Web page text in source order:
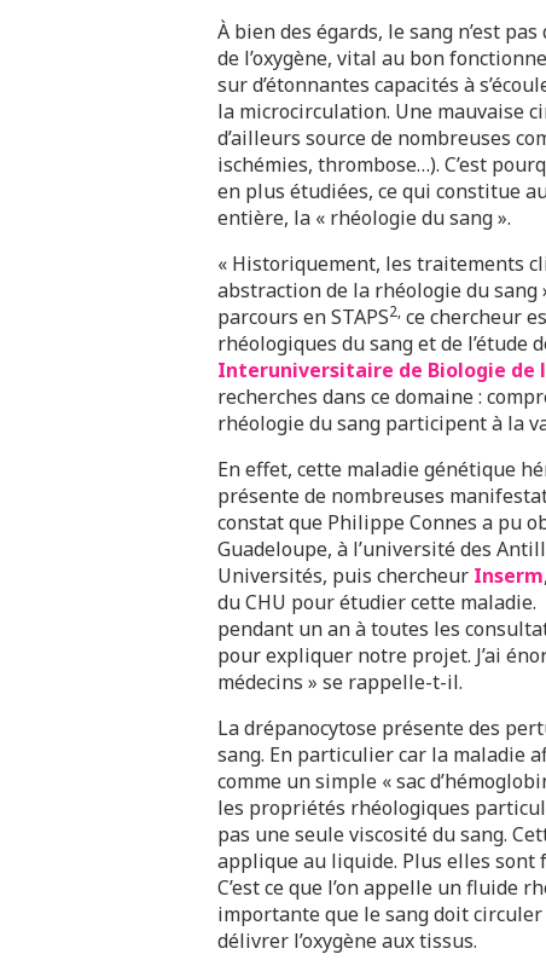
À bien des égards, le sang n’est
de l’oxygène, vital au bon
sur d’étonnantes capacités à
la microcirculation. Une mauvaise
d’ailleurs source de nombreuses
ischémies, thrombose…). C’est
en plus étudiées, ce qui constitue
entière, la « rhéologie du sang ».
« Historiquement, les traitements
abstraction de la rhéologie du sang
parcours en STAPS2, ce chercheur
rhéologiques du sang et de l’étude
Interuniversitaire de Biologie de
recherches dans ce domaine :
rhéologie du sang participent à la
En effet, cette maladie génétique
présente de nombreuses
constat que Philippe Connes a pu
Guadeloupe, à l’université des
Universités, puis chercheur Inserm
du CHU pour étudier cette
pendant un an à toutes les
pour expliquer notre projet. J’ai
médecins » se rappelle-t-il.
La drépanocytose présente des
sang. En particulier car la maladie
comme un simple « sac
les propriétés rhéologiques
pas une seule viscosité du sang.
applique au liquide. Plus elles sont
C’est ce que l’on appelle un fluide
importante que le sang doit
délivrer l’oxygène aux tissus.